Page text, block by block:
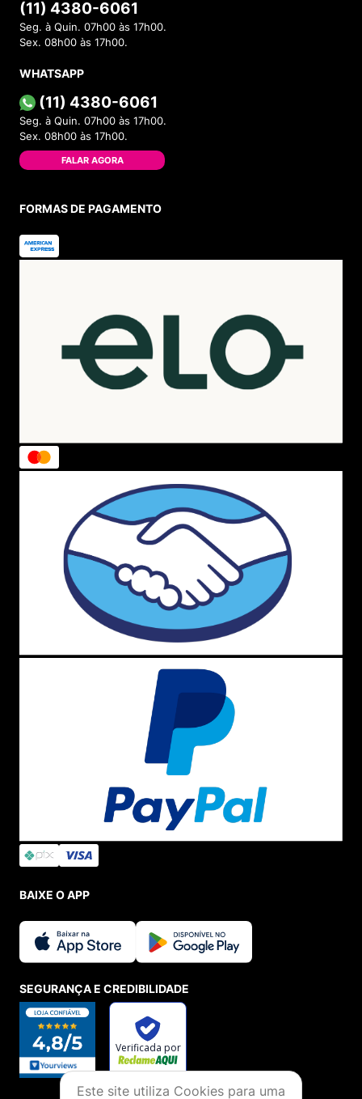
(11) 4380-6061
Seg. à Quin. 07h00 às 17h00.
Sex. 08h00 às 17h00.
WHATSAPP
(11) 4380-6061
Seg. à Quin. 07h00 às 17h00.
Sex. 08h00 às 17h00.
FALAR AGORA
FORMAS DE PAGAMENTO
BAIXE O APP
SEGURANÇA E CREDIBILIDADE
Este site utiliza Cookies para uma